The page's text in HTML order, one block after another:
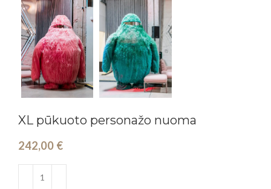
XL pūkuoto personažo nuoma
242,00 €